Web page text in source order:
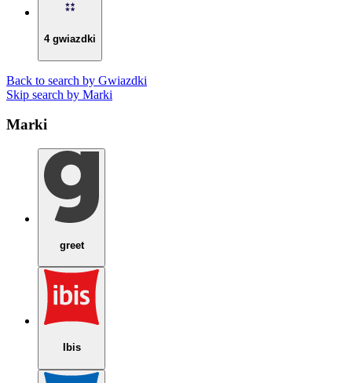
4 gwiazdki
Back to search by Gwiazdki
Skip search by Marki
Marki
greet
Ibis